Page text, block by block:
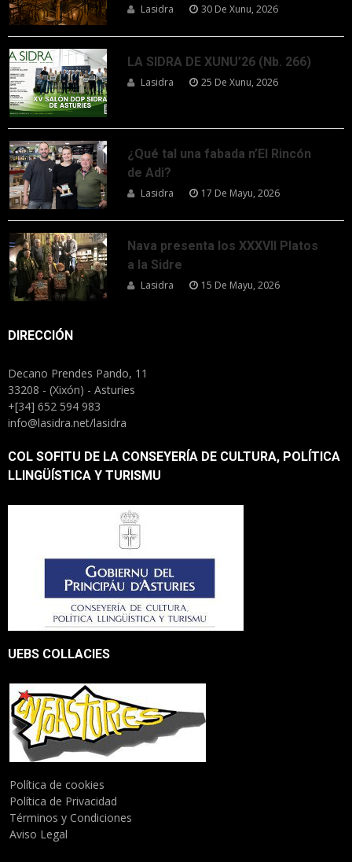
Lasidra 30 De Xunu, 2026
LA SIDRA DE XUNU’26 (Nb. 266)
Lasidra 25 De Xunu, 2026
¿Qué tal una fabada n’El Rincón
de Adi?
Lasidra 17 De Mayu, 2026
Nava presenta los XXXVII Platos
a la Sidre
Lasidra 15 De Mayu, 2026
DIRECCIÓN
Decano Prendes Pando, 11
33208 - (Xixón) - Asturies
+[34] 652 594 983
info@lasidra.net/lasidra
COL SOFITU DE LA CONSEYERÍA DE CULTURA, POLÍTICA
LLINGÜÍSTICA Y TURISMU
UEBS COLLACIES
Política de cookies
Política de Privacidad
Términos y Condiciones
Aviso Legal